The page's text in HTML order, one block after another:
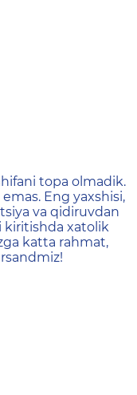
неtopa olmadik.
Eng yaxshisi,
va qidiruvdan
kiritishda xatolik
katta rahmat,